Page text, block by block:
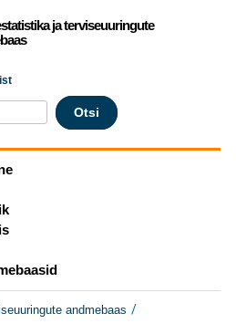
ja terviseuuringute
andmebaas /